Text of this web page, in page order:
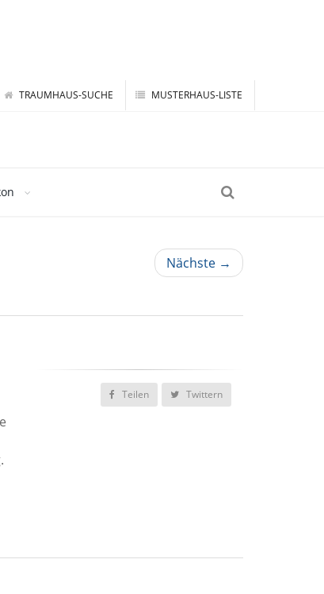
TRAUMHAUS-SUCHE MUSTERHAUS-LISTE
Nächste →
Teilen Twittern